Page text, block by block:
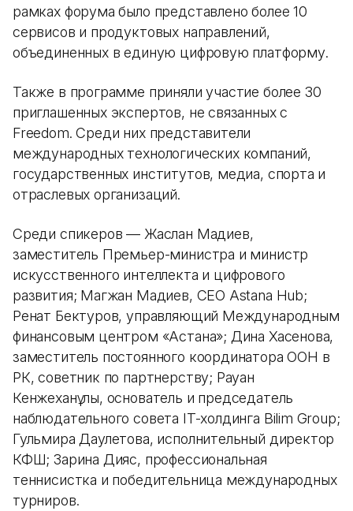
рамках форума было представлено более 10
сервисов и продуктовых направлений,
объединенных в единую цифровую платформу.
Также в программе приняли участие более 30
приглашенных экспертов, не связанных с
Freedom. Среди них представители
международных технологических компаний,
государственных институтов, медиа, спорта и
отраслевых организаций.
Среди спикеров — Жаслан Мадиев,
заместитель Премьер-министра и министр
искусственного интеллекта и цифрового
развития; Магжан Мадиев, CEO Astana Hub;
Ренат Бектуров, управляющий Международным
финансовым центром «Астана»; Дина Хасенова,
заместитель постоянного координатора ООН в
РК, советник по партнерству; Рауан
Кенжеханұлы, основатель и председатель
наблюдательного совета IT-холдинга Bilim Group;
Гульмира Даулетова, исполнительный директор
КФШ; Зарина Дияс, профессиональная
теннисистка и победительница международных
турниров.